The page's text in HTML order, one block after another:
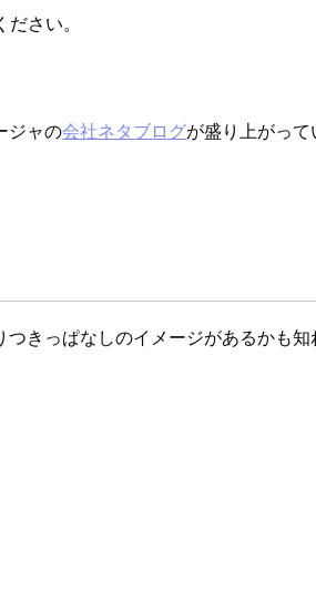
さい。
ジャの会社ネタブログが盛り上がっ
きっぱなしのイメージがあるかも